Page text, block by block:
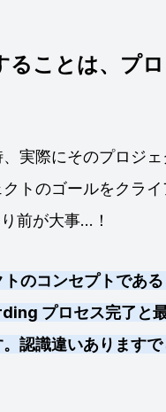
ことは、プ
実際にそのプロジ
トのゴールをクラ
前が大事…！
のコンセプトであ
プロセス完了と
認識違いあります